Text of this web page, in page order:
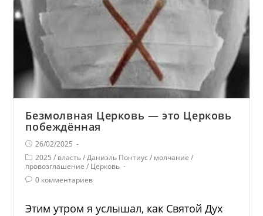
Безмолвная Церковь — это Церковь
побеждённая
26/02/2025
2025 / власть / Даниэль Понтиус / молчание /
провозглашение / Церковь
0 комментариев
Этим утром я услышал, как Святой Дух